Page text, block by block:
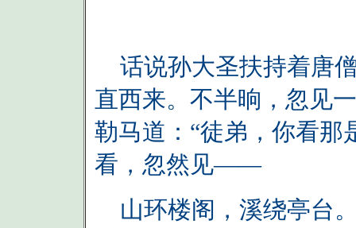
话说孙大圣扶持着唐
直西来。不半晌，忽见
勒马道：“徒弟，你看那
看，忽然见——
山环楼阁，溪绕亭台